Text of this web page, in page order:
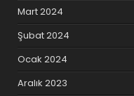
Mart 2024
Şubat 2024
Ocak 2024
Aralık 2023